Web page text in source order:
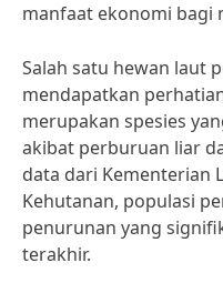
manfaat ekonomi bagi
Salah satu hewan laut
mendapatkan
merupakan spesies
akibat perburuan liar
data dari Kementerian
Kehutanan, populasi
penurunan yang
terakhir.